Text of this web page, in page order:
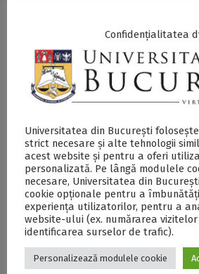
Postări Asemănătoare:
Proiecte,
evenimente și
activități
educaționale
derulate de
voluntarii
Ambasadorii
Geoparcului
Dinozaurilor
Hațegului, la
prima
străinătate
Confidențialitatea
Universitatea din București
strict necesare și alte tehnologii
acest website și pentru a oferi
personalizată. Pe lângă modulele
necesare, Universitatea din
cookie opționale pentru a
experiența utilizatorilor, pentru a
website-ului (ex. numărarea
identificarea surselor de trafic).
Personalizează modulele cookie